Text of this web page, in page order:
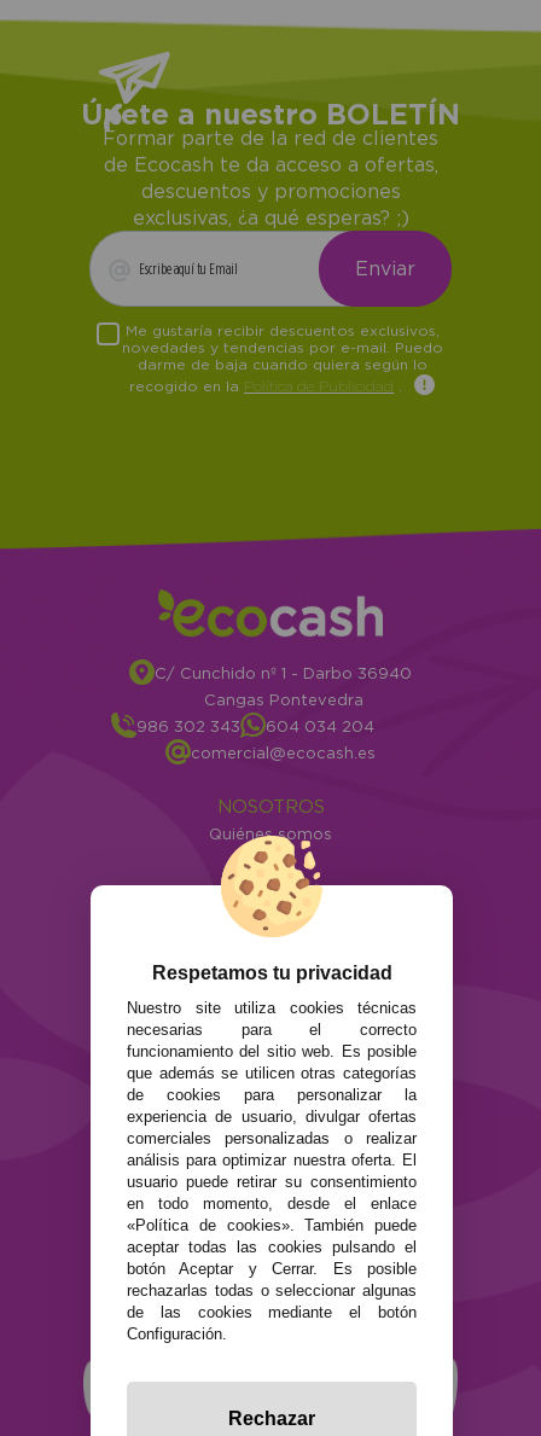
Únete a nuestro BOLETÍN
Formar parte de la red de clientes
de Ecocash te da acceso a ofertas,
descuentos y promociones
exclusivas, ¿a qué esperas? ;)
Me gustaría recibir descuentos exclusivos,
novedades y tendencias por e-mail. Puedo
darme de baja cuando quiera según lo
recogido en la Política de Publicidad
C/ Cunchido nº 1 - Darbo 36940
Cangas Pontevedra
986 302 343
604 034 204
comercial@ecocash.es
NOSOTROS
Quiénes somos
Info
ATENCIÓN AL CLIENTE
Envíos y devoluciones
Formas de pago
SEGURIDAD Y PRIVACIDAD
Términos y condiciones de uso
Política de privacidad
Política de cookies
Respetamos tu privacidad
Nuestro site utiliza cookies técnicas
necesarias para el correcto
funcionamiento del sitio web. Es posible
que además se utilicen otras categorías
de cookies para personalizar la
experiencia de usuario, divulgar ofertas
comerciales personalizadas o realizar
análisis para optimizar nuestra oferta. El
usuario puede retirar su consentimiento
en todo momento, desde el enlace
«Política de cookies». También puede
aceptar todas las cookies pulsando el
botón Aceptar y Cerrar. Es posible
rechazarlas todas o seleccionar algunas
de las cookies mediante el botón
Configuración.
Rechazar